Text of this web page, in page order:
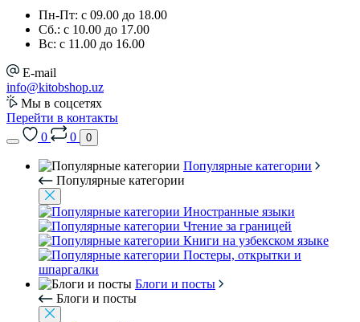
Пн-Пт: с 09.00 до 18.00
Сб.: с 10.00 до 17.00
Вс: с 11.00 до 16.00
E-mail
info@kitobshop.uz
Мы в соцсетях
Перейти в контакты
0
0 0
Популярные категории
Популярные категории
Иностранные языки
Чтение за границей
Книги на узбекском языке
Постеры, открытки и
шпаргалки
Блоги и посты
Блоги и посты